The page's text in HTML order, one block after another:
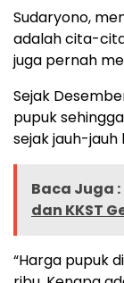
Sudaryono,
adalah cita-
juga pernah
Sejak
pupuk
sejak jauh-jauh
Baca Juga :
dan KKST
“Harga pupuk